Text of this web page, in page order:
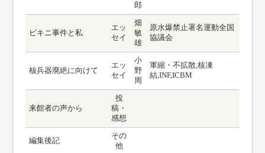
郎
ビキニ事件と私
エッ
セイ
畑
敏
雄
原水爆禁止署名運動全国
協議会
核兵器廃絶に向けて
エッ
セイ
小
野
周
軍縮・不拡散,核凍
結,INF,ICBM
来館者の声から
投
稿・
感想
編集後記
その
他